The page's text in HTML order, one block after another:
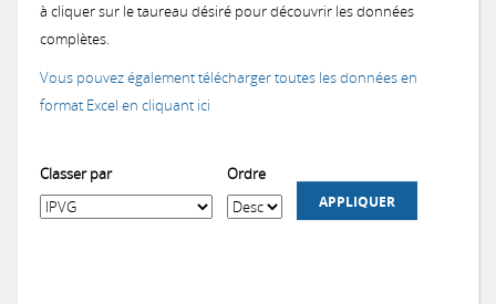
Nous joindre
à cliquer sur le taureau désiré pour découvrir les données
complètes.
Vous pouvez également télécharger toutes les données en
format Excel en cliquant ici
Classer par Ordre
APPLIQUER